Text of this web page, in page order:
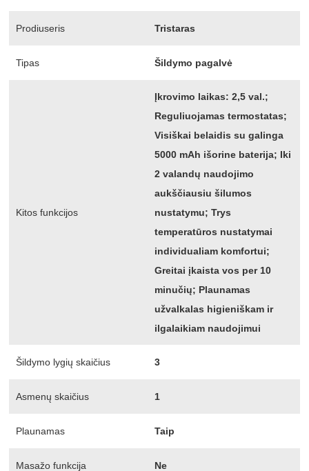
Prodiuseris Tristaras
Tipas Šildymo pagalvė
Kitos funkcijos
Įkrovimo laikas: 2,5 val.;
Reguliuojamas termostatas;
Visiškai belaidis su galinga
5000 mAh išorine baterija; Iki
2 valandų naudojimo
aukščiausiu šilumos
nustatymu; Trys
temperatūros nustatymai
individualiam komfortui;
Greitai įkaista vos per 10
minučių; Plaunamas
užvalkalas higieniškam ir
ilgalaikiam naudojimui
Šildymo lygių skaičius 3
Asmenų skaičius 1
Plaunamas Taip
Masažo funkcija Ne